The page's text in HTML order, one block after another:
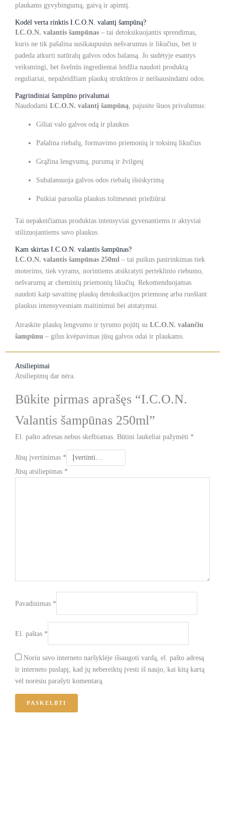
plaukams gyvybingumą, gaivą ir apimtį.
Kodėl verta rinktis I.C.O.N. valantį šampūną?
I.C.O.N. valantis šampūnas – tai detoksikuojantis sprendimas,
kuris ne tik pašalina susikaupusius nešvarumus ir likučius, bet ir
padeda atkurti natūralų galvos odos balansą. Jo sudėtyje esantys
veiksmingi, bet švelnūs ingredientai leidžia naudoti produktą
reguliariai, nepažeidžiant plaukų struktūros ir neišsausindami odos.
Pagrindiniai šampūno privalumai
Naudodami I.C.O.N. valantį šampūną, pajusite šiuos privalumus:
Giliai valo galvos odą ir plaukus
Pašalina riebalų, formavimo priemonių ir toksinų likučius
Grąžina lengvumą, purumą ir žvilgesį
Subalansuoja galvos odos riebalų išsiskyrimą
Puikiai paruošia plaukus tolimesnei priežiūrai
Tai nepakeičiamas produktas intensyviai gyvenantiems ir aktyviai
stilizuojantiems savo plaukus.
Kam skirtas I.C.O.N. valantis šampūnas?
I.C.O.N. valantis šampūnas 250ml – tai puikus pasirinkimas tiek
moterims, tiek vyrams, norintiems atsikratyti perteklinio riebumo,
nešvarumų ar cheminių priemonių likučių. Rekomenduojamas
naudoti kaip savaitinę plaukų detoksikacijos priemonę arba ruošiant
plaukus intensyvesniam maitinimui bei atstatymui.
Atraskite plaukų lengvumo ir tyrumo pojūtį su I.C.O.N. valančiu
šampūnu – gilus kvėpavimas jūsų galvos odai ir plaukams.
Atsiliepimai
Atsiliepimų dar nėra.
Būkite pirmas aprašęs “I.C.O.N.
Valantis šampūnas 250ml”
El. pašto adresas nebus skelbiamas. Būtini laukeliai pažymėti *
Jūsų įvertinimas *
Jūsų atsiliepimas *
Pavadinimas *
El. paštas *
Noriu savo interneto naršyklėje išsaugoti vardą, el. pašto adresą
ir interneto puslapį, kad jų nebereiktų įvesti iš naujo, kai kitą kartą
vėl norėsiu parašyti komentarą.